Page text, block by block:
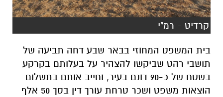
קרדיט - רמ"י
בית המשפט המחוזי בבאר שבע דחה תביעה של
תושבי רהט שביקשו להצהיר על בעלותם בקרקע
בשטח של כ-90 דונם בעיר, וחייב אותם בתשלום
הוצאות משפט ושכר טרחת עורך דין בסך 50 אלף